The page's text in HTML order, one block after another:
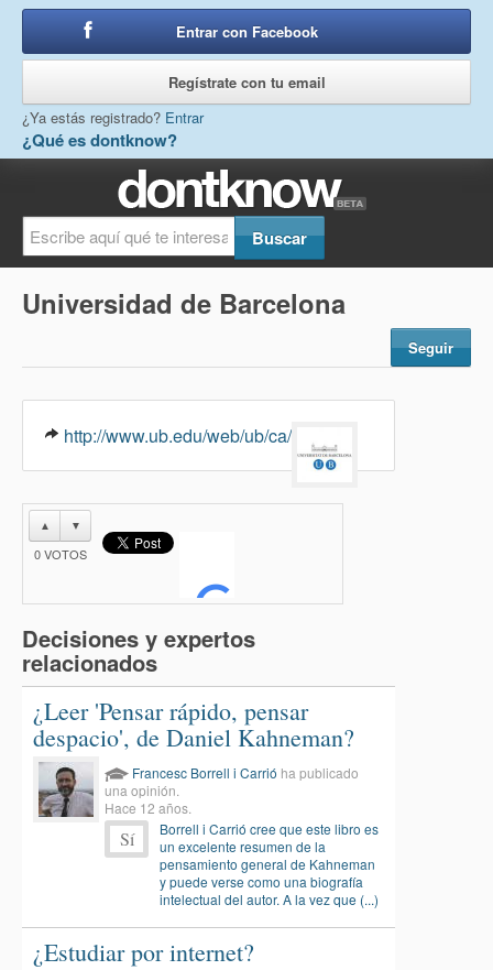
¿Qué es dontknow?
Entrar con Facebook
Regístrate con tu email
¿Ya estás registrado? Entrar
Universidad de Barcelona
Seguir
http://www.ub.edu/web/ub/ca/
▲ ▼
0VOTOS
Decisiones y expertos
relacionados
¿Leer 'Pensar rápido, pensar
despacio', de Daniel Kahneman?
Francesc Borrell i Carrió ha publicado
una opinión.
Hace 12 años.
Sí
Borrell i Carrió cree que este libro es
un excelente resumen de la
pensamiento general de Kahneman
y puede verse como una biografía
intelectual del autor. A la vez que (...)
¿Estudiar por internet?